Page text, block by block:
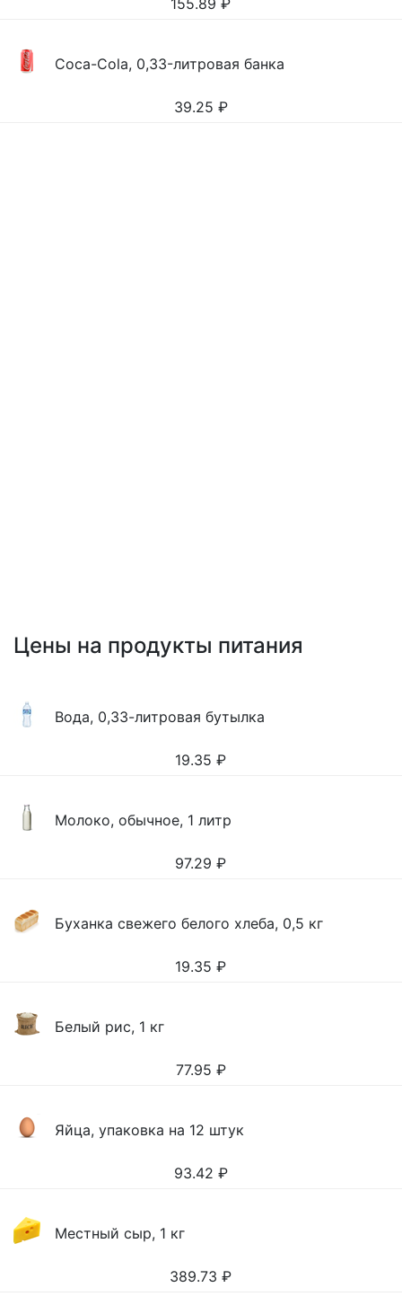
155.89 ₽
Coca-Cola, 0,33-литровая банка
39.25 ₽
Цены на продукты питания
Вода, 0,33-литровая бутылка
19.35 ₽
Молоко, обычное, 1 литр
97.29 ₽
Буханка свежего белого хлеба, 0,5 кг
19.35 ₽
Белый рис, 1 кг
77.95 ₽
Яйца, упаковка на 12 штук
93.42 ₽
Местный сыр, 1 кг
389.73 ₽